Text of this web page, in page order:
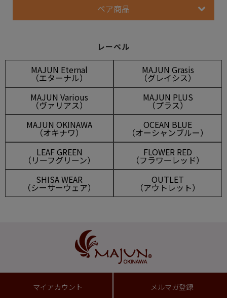
ペア商品
レーベル
MAJUN Eternal
（エターナル）
MAJUN Grasis
（グレイシス）
MAJUN Various
（ヴァリアス）
MAJUN PLUS
（プラス）
MAJUN OKINAWA
（オキナワ）
OCEAN BLUE
（オーシャンブルー）
LEAF GREEN
（リーフグリーン）
FLOWER RED
（フラワーレッド）
SHISA WEAR
（シーサーウェア）
OUTLET
（アウトレット）
マイアカウント メルマガ登録